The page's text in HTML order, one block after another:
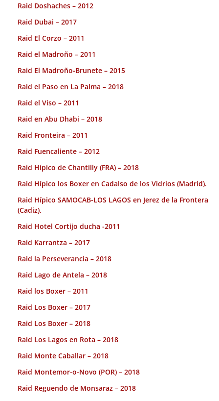
Raid Doshaches – 2012
Raid Dubai – 2017
Raid El Corzo – 2011
Raid el Madroño – 2011
Raid El Madroño-Brunete – 2015
Raid el Paso en La Palma – 2018
Raid el Viso – 2011
Raid en Abu Dhabi – 2018
Raid Fronteira – 2011
Raid Fuencaliente – 2012
Raid Hípico de Chantilly (FRA) – 2018
Raid Hípico los Boxer en Cadalso de los Vidrios (Madrid).
Raid Hípico SAMOCAB-LOS LAGOS en Jerez de la Frontera
(Cadiz).
Raid Hotel Cortijo ducha -2011
Raid Karrantza – 2017
Raid la Perseverancia – 2018
Raid Lago de Antela – 2018
Raid los Boxer – 2011
Raid Los Boxer – 2017
Raid Los Boxer – 2018
Raid Los Lagos en Rota – 2018
Raid Monte Caballar – 2018
Raid Montemor-o-Novo (POR) – 2018
Raid Reguendo de Monsaraz – 2018